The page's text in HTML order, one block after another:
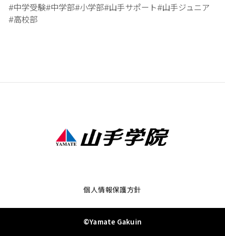
#中学受験#中学部#小学部#山手サポート#山手ジュニア
#高校部
個人情報保護方針
©Yamate Gakuin